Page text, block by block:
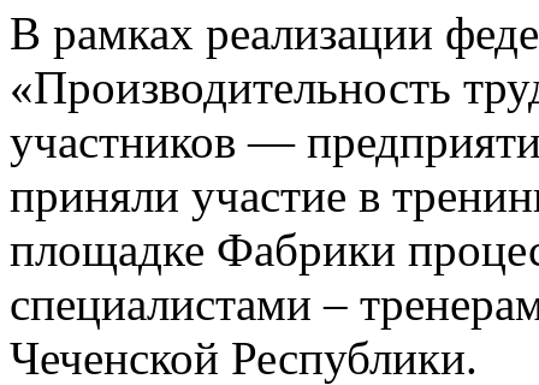
В рамках реализации
«Производительность
участников —
приняли участие в
площадке Фабрики
специалистами –
Чеченской Республики.